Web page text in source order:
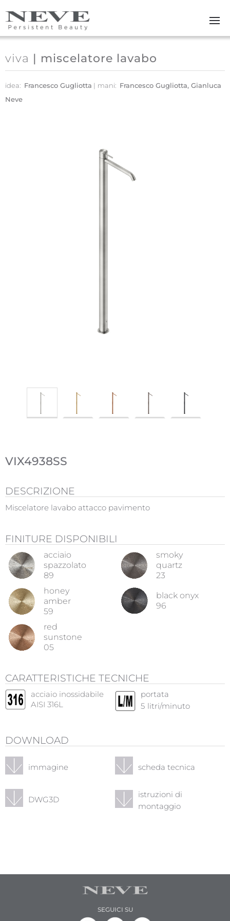
Skip to main content
viva | miscelatore lavabo
idea: Francesco Gugliotta mani: Francesco Gugliotta, Gianluca
Neve
VIX4938SS
DESCRIZIONE
Miscelatore lavabo attacco pavimento
FINITURE DISPONIBILI
acciaio
spazzolato
89
smoky
quartz
23
honey
amber
59
black onyx
96
red
sunstone
05
CARATTERISTICHE TECNICHE
acciaio inossidabile
AISI 316L
portata
5 litri/minuto
DOWNLOAD
immagine scheda tecnica
DWG3D
istruzioni di
montaggio
SEGUICI SU